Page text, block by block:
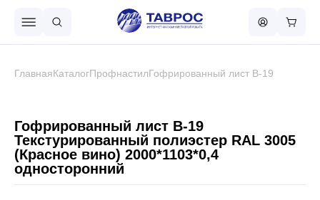
Металлочерепица
ГлавнаяКаталогПрофнастилГофрированный лист В-19
Гофрированный лист В-19
Текстурированный полиэстер RAL 3005
(Красное вино) 2000*1103*0,4
односторонний